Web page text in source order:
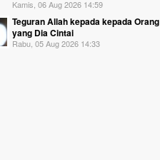
Kamis, 06 Aug 2026 14:59
Teguran Allah kepada kepada Orang
yang Dia Cintai
Rabu, 05 Aug 2026 14:33